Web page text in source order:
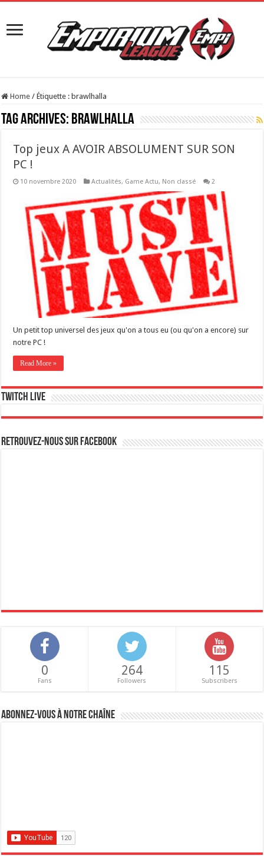
Home / Étiquette : brawlhalla
Tag Archives: brawlhalla
Top jeux A AVOIR ABSOLUMENT SUR SON
PC !
10 novembre 2020 Actualités, Game Actu, Non classé 2
Un petit top universel des jeux qu'on a tous eu (ou qu'on a encore) sur
notre PC !
Read More »
Twitch live
Retrouvez-nous sur Facebook
0
Fans
264
Followers
115
Subscribers
Abonnez-vous à notre chaîne